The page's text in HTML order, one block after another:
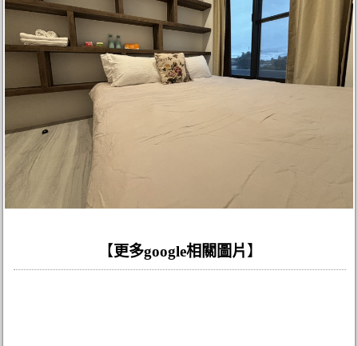
【更多google相關圖片 】